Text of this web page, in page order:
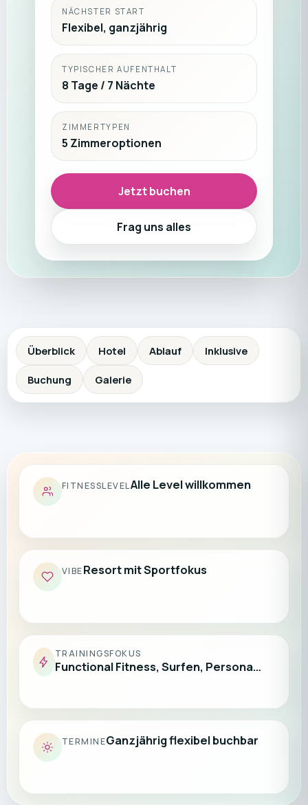
NÄCHSTER START
Flexibel, ganzjährig
TYPISCHER AUFENTHALT
8 Tage / 7 Nächte
ZIMMERTYPEN
5 Zimmeroptionen
Jetzt buchen
Frag uns alles
Überblick Hotel Ablauf Inklusive
Buchung Galerie
FITNESSLEVELAlle Level willkommen
VIBEResort mit Sportfokus
TRAININGSFOKUS
Functional Fitness, Surfen, Persona…
TERMINEGanzjährig flexibel buchbar